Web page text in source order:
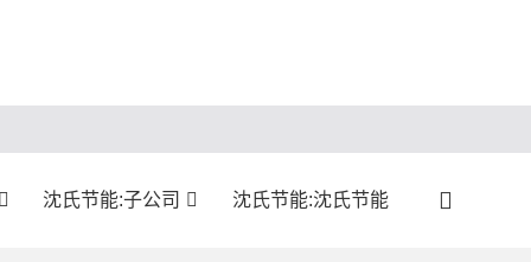
沈氏节能:子公司 沈氏节能:沈氏节能